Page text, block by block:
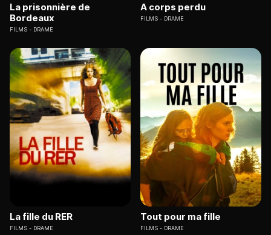
La prisonnière de
Bordeaux
FILMS DRAME
A corps perdu
FILMS DRAME
La fille du RER
FILMS DRAME
Tout pour ma fille
FILMS DRAME